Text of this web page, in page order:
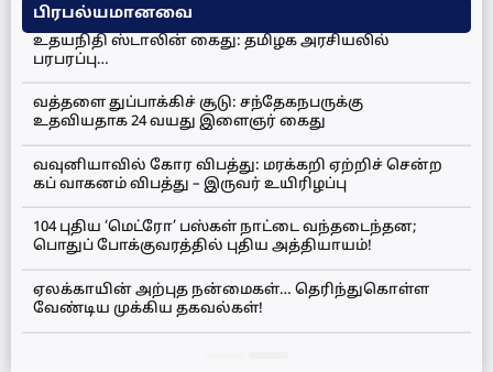
பிரபல்யமானவை
உதயநிதி ஸ்டாலின் கைது: தமிழக அரசியலில்
பரபரப்பு…
வத்தளை துப்பாக்கிச் சூடு: சந்தேகநபருக்கு
உதவியதாக 24 வயது இளைஞர் கைது
வவுனியாவில் கோர விபத்து: மரக்கறி ஏற்றிச் சென்ற
கப் வாகனம் விபத்து – இருவர் உயிரிழப்பு
104 புதிய ‘மெட்ரோ’ பஸ்கள் நாட்டை வந்தடைந்தன;
பொதுப் போக்குவரத்தில் புதிய அத்தியாயம்!
ஏலக்காயின் அற்புத நன்மைகள்… தெரிந்துகொள்ள
வேண்டிய முக்கிய தகவல்கள்!